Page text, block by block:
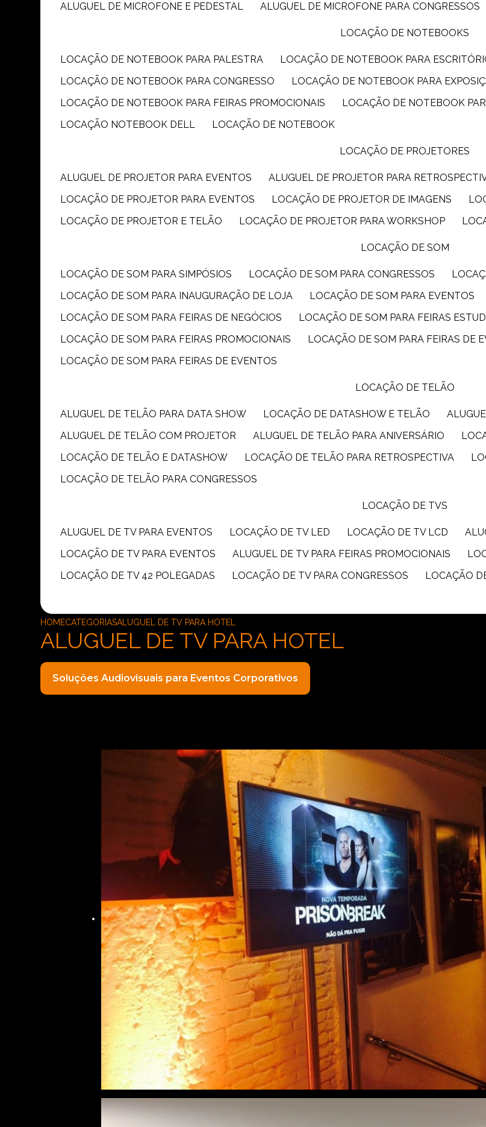
ALUGUEL DE MICROFONE E PEDESTAL
ALUGUEL DE MICROFONE PARA CONGRESSOS
LOCAÇÃO DE NOTEBOOKS
LOCAÇÃO DE NOTEBOOK PARA PALESTRA LOCAÇÃO DE NOTEBOOK PARA
LOCAÇÃO DE NOTEBOOK PARA CONGRESSO
LOCAÇÃO DE NOTEBOOK PARA
LOCAÇÃO DE NOTEBOOK PARA FEIRAS PROMOCIONAIS
LOCAÇÃO DE NOTEBOOK
LOCAÇÃO NOTEBOOK DELL
LOCAÇÃO DE NOTEBOOK
LOCAÇÃO DE PROJETORES
ALUGUEL DE PROJETOR PARA EVENTOS ALUGUEL DE PROJETOR PARA
LOCAÇÃO DE PROJETOR PARA EVENTOS
LOCAÇÃO DE PROJETOR DE IMAGENS
LOCAÇÃO DE PROJETOR E TELÃO
LOCAÇÃO DE PROJETOR PARA WORKSHOP
LOCAÇÃO DE SOM
LOCAÇÃO DE SOM PARA SIMPÓSIOS LOCAÇÃO DE SOM PARA CONGRESSOS
LOCAÇÃO DE SOM PARA INAUGURAÇÃO DE LOJA
LOCAÇÃO DE SOM PARA EVENTOS
LOCAÇÃO DE SOM PARA FEIRAS DE NEGÓCIOS
LOCAÇÃO DE SOM PARA FEIRAS
LOCAÇÃO DE SOM PARA FEIRAS PROMOCIONAIS
LOCAÇÃO DE SOM PARA FEIRAS DE
LOCAÇÃO DE SOM PARA FEIRAS DE EVENTOS
LOCAÇÃO DE TELÃO
ALUGUEL DE TELÃO PARA DATA SHOW LOCAÇÃO DE DATASHOW E TELÃO
ALUGUEL DE TELÃO COM PROJETOR
ALUGUEL DE TELÃO PARA ANIVERSÁRIO
LOCAÇÃO DE TELÃO E DATASHOW
LOCAÇÃO DE TELÃO PARA RETROSPECTIVA
LOCAÇÃO DE TELÃO PARA CONGRESSOS
LOCAÇÃO DE TVS
ALUGUEL DE TV PARA EVENTOS LOCAÇÃO DE TV LED LOCAÇÃO DE TV LCD
LOCAÇÃO DE TV PARA EVENTOS
ALUGUEL DE TV PARA FEIRAS PROMOCIONAIS
LOCAÇÃO DE TV 42 POLEGADAS
LOCAÇÃO DE TV PARA CONGRESSOS LOCAÇÃO
HOMECATEGORIASALUGUEL DE TV PARA HOTEL
ALUGUEL DE TV PARA HOTEL
Soluções Audiovisuais para Eventos Corporativos